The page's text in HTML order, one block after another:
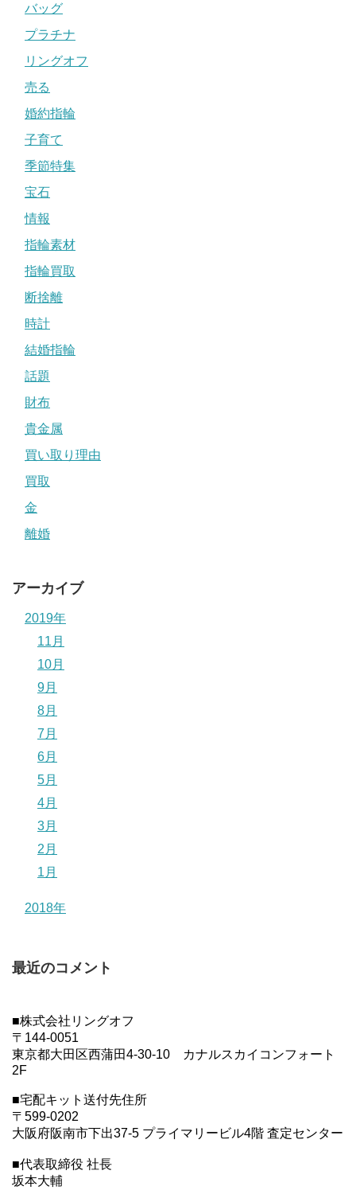
バッグ
プラチナ
リングオフ
売る
婚約指輪
子育て
季節特集
宝石
情報
指輪素材
指輪買取
断捨離
時計
結婚指輪
話題
財布
貴金属
買い取り理由
買取
金
離婚
アーカイブ
2019年
11月
10月
9月
8月
7月
6月
5月
4月
3月
2月
1月
2018年
最近のコメント
■株式会社リングオフ
〒144-0051
東京都大田区西蒲田4-30-10 カナルスカイコンフォート
2F
■宅配キット送付先住所
〒599-0202
大阪府阪南市下出37-5 プライマリービル4階 査定センター
■代表取締役 社長
坂本大輔